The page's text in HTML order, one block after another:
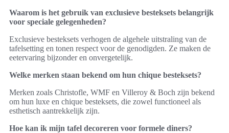
Waarom is het gebruik van exclusieve besteksets belangrijk
voor speciale gelegenheden?
Exclusieve besteksets verhogen de algehele uitstraling van de
tafelsetting en tonen respect voor de genodigden. Ze maken de
eetervaring bijzonder en onvergetelijk.
Welke merken staan bekend om hun chique besteksets?
Merken zoals Christofle, WMF en Villeroy & Boch zijn bekend
om hun luxe en chique besteksets, die zowel functioneel als
esthetisch aantrekkelijk zijn.
Hoe kan ik mijn tafel decoreren voor formele diners?